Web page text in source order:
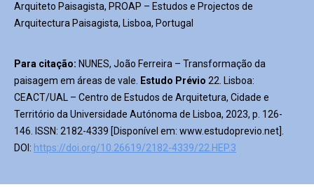
Arquiteto Paisagista, PROAP – Estudos e Projectos de
Arquitectura Paisagista, Lisboa, Portugal
Para citação: NUNES, João Ferreira – Transformação da
paisagem em áreas de vale.
Estudo Prévio 22. Lisboa:
CEACT/UAL – Centro de Estudos de Arquitetura, Cidade e
Território da Universidade Autónoma de Lisboa, 2023, p. 126-
146. ISSN: 2182-4339 [Disponível em: www.estudoprevio.net].
DOI: https://doi.org/10.26619/2182-4339/22.HEP.3